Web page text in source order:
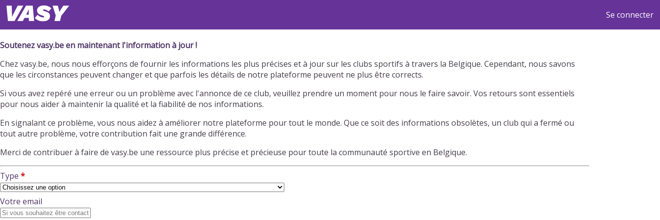
Se connecter
Soutenez vasy.be en maintenant l'information à jour !
Chez vasy.be, nous nous efforçons de fournir les informations les plus précises et à jour sur les clubs sportifs à travers la Belgique. Cependant, nous savons
que les circonstances peuvent changer et que parfois les détails de notre plateforme peuvent ne plus être corrects.
Si vous avez repéré une erreur ou un problème avec l'annonce de ce club, veuillez prendre un moment pour nous le faire savoir. Vos retours sont essentiels
pour nous aider à maintenir la qualité et la fiabilité de nos informations.
En signalant ce problème, vous nous aidez à améliorer notre plateforme pour tout le monde. Que ce soit des informations obsolètes, un club qui a fermé ou
tout autre problème, votre contribution fait une grande différence.
Merci de contribuer à faire de vasy.be une ressource plus précise et précieuse pour toute la communauté sportive en Belgique.
Type
Votre email